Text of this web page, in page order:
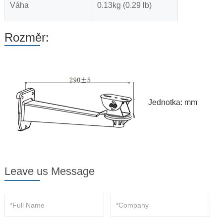
Váha 0.13kg (0.29 lb)
Rozměr:
Jednotka: mm
Leave us Message